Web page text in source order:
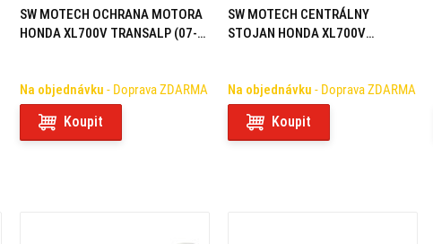
SW MOTECH OCHRANA MOTORA
HONDA XL700V TRANSALP (07-
Na objednávku - Doprava ZDARMA
Koupit
SW MOTECH CENTRÁLNY
STOJAN HONDA XL700V
Na objednávku - Doprava ZDARMA
Koupit